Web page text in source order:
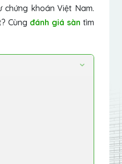
khoán Việt Nam.
Cùng đánh giá sàn tìm